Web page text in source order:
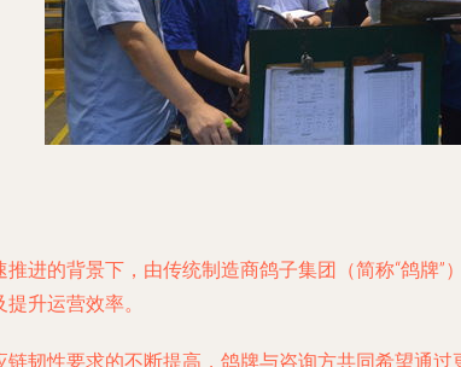
进的背景下，由传统制造商鸽子集团（简称“鸽牌
升运营效率。
韧性要求的不断提高，鸽牌与咨询方共同希望通